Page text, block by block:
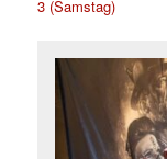
3 (Samstag)